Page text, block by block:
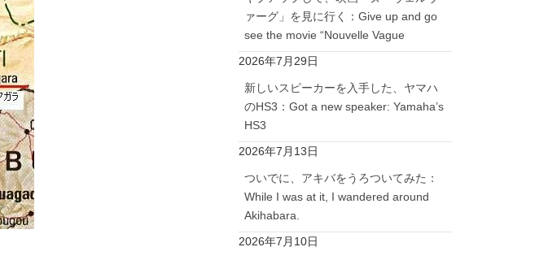
ァーグ」を見に行く：Give up and go
see the movie “Nouvelle Vague
2026年7月29日
新しいスピーカーを入手した、ヤマハ
のHS3：Got a new speaker: Yamaha’s
HS3
2026年7月13日
ついでに、アキバをうろついてみた：
While I was at it, I wandered around
Akihabara.
2026年7月10日